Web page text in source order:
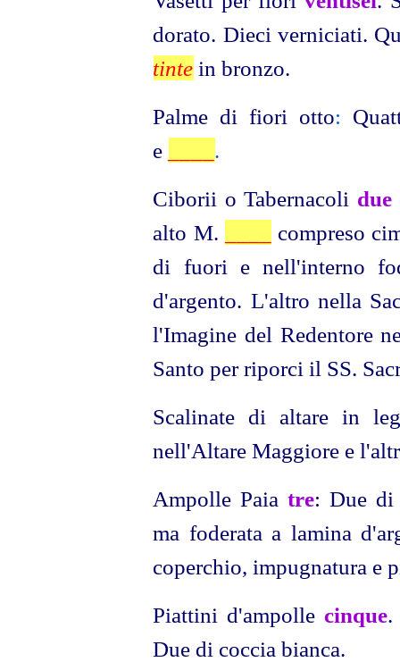
dorato. Dieci verniciati.
tinte in bronzo.
Palme di fiori otto:
e
.
Ciborii o Tabernacoli due
alto M.
compreso
di fuori e nell'interno
d'argento. L'altro nella
l'Imagine del Redentore
Santo per riporci il SS.
Scalinate di altare in
nell'Altare Maggiore e
Ampolle Paiatre: Due di
ma foderata a lamina
coperchio, impugnatura e
Piattini d'ampollecinque.
Due di coccia bianca.